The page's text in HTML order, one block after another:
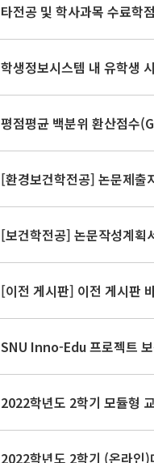
타전공 및 학사과목 수료학
학생정보시스템 내 유학생
평점평균 백분위 환산점수
[환경보건학전공] 논문제출
[보건학전공] 논문작성계획
[이전 게시판] 이전 게시판
SNU Inno-Edu 프로젝트
2022학년도 2학기 모듈형
2022학년도 2학기 (온라인